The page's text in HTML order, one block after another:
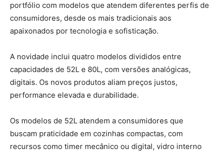
portfólio com modelos que atendem diferentes perfis de
consumidores, desde os mais tradicionais aos
apaixonados por tecnologia e sofisticação.
A novidade inclui quatro modelos divididos entre
capacidades de 52L e 80L, com versões analógicas,
digitais. Os novos produtos aliam preços justos,
performance elevada e durabilidade.
Os modelos de 52L atendem a consumidores que
buscam praticidade em cozinhas compactas, com
recursos como timer mecânico ou digital, vidro interno